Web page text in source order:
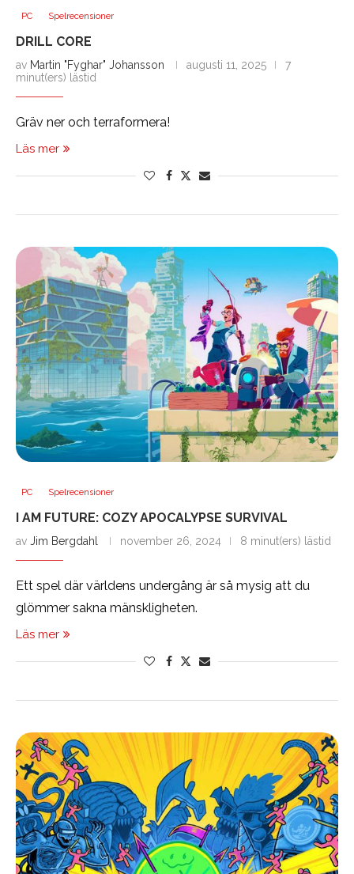
PC Spelrecensioner
DRILL CORE
av Martin "Fyghar" Johansson augusti 11, 2025
7
minut(ers) lästid
Gräv ner och terraformera!
Läs mer
PC Spelrecensioner
I AM FUTURE: COZY APOCALYPSE SURVIVAL
av Jim Bergdahl november 26, 2024 8 minut(ers) lästid
Ett spel där världens undergång är så mysig att du
glömmer sakna mänskligheten.
Läs mer